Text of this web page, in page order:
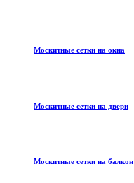
Москитные сетки на окна
Москитные сетки на двери
Москитные сетки на балкон